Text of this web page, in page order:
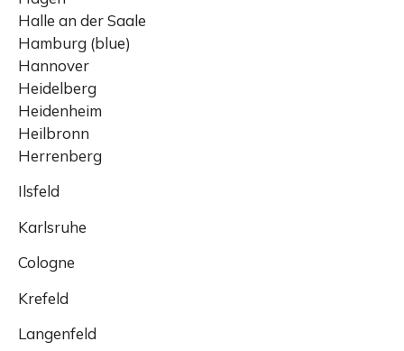
Halle an der Saale
Hamburg (blue)
Hannover
Heidelberg
Heidenheim
Heilbronn
Herrenberg
Ilsfeld
Karlsruhe
Cologne
Krefeld
Langenfeld